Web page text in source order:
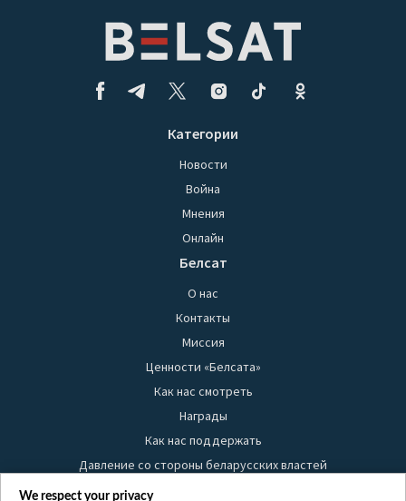
Категории
Новости
Война
Мнения
Онлайн
Белсат
О нас
Контакты
Миссия
Ценности «Белсата»
Как нас смотреть
Награды
Как нас поддержать
Давление со стороны беларусских властей
Правила использования материалов
We respect your privacy